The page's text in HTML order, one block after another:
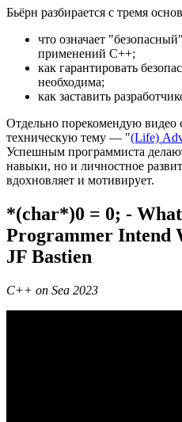
Бьёрн разбирается с тремя
что означает
применений C++;
как гарантировать
необходима;
как заставить
Отдельно порекомендую
техническую тему — "(Life)
Успешным программиста
навыки, но и личностное
вдохновляет и мотивирует.
*(char*)0 = 0; -
Programmer Intend
JF Bastien
C++ on Sea 2023